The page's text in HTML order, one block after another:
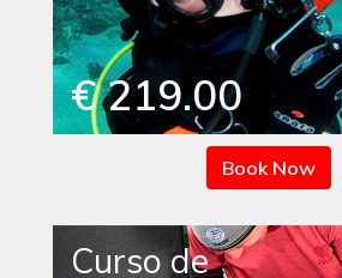
€ 219.00
Book Now
Curso de